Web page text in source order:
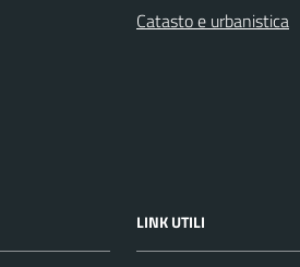
Catasto e urbanistica
LINK UTILI